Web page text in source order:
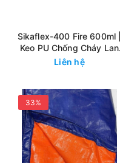
Sikaflex-400 Fire 600ml |
Keo PU Chống Cháy Lan
Trám Khe Ngăn Cháy 4 Giờ
Liên hệ
33%